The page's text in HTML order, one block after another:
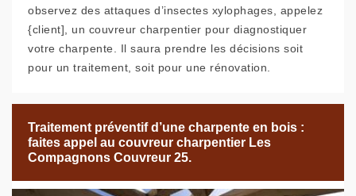
observez des attaques d’insectes xylophages, appelez
{client], un couvreur charpentier pour diagnostiquer
votre charpente. Il saura prendre les décisions soit
pour un traitement, soit pour une rénovation.
Traitement préventif d’une charpente en bois :
faites appel au couvreur charpentier Les
Compagnons Couvreur 25.